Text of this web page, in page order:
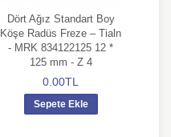
Dört Ağız Standart Boy
Köşe Radüs Freze – Tialn
- MRK 834122125 12 *
125 mm - Z 4
0.00TL
Sepete Ekle